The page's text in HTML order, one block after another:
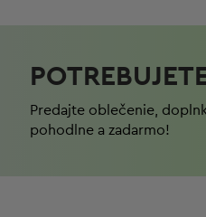
Predajte oblečenie,
pohodlnе a zadarmo!